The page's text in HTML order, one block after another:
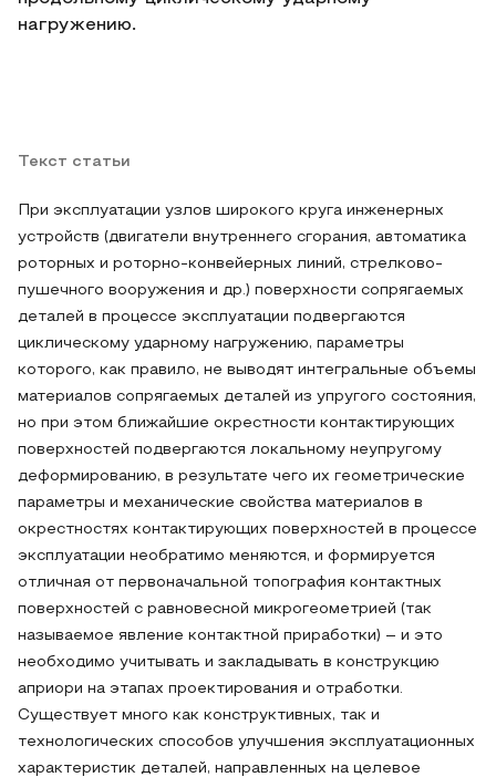
нагружению.
Текст статьи
При эксплуатации узлов широкого круга инженерных
устройств (двигатели внутреннего сгорания, автоматика
роторных и роторно-конвейерных линий, стрелково-
пушечного вооружения и др.) поверхности сопрягаемых
деталей в процессе эксплуатации подвергаются
циклическому ударному нагружению, параметры
которого, как правило, не выводят интегральные объемы
материалов сопрягаемых деталей из упругого состояния,
но при этом ближайшие окрестности контактирующих
поверхностей подвергаются локальному неупругому
деформированию, в результате чего их геометрические
параметры и механические свойства материалов в
окрестностях контактирующих поверхностей в процессе
эксплуатации необратимо меняются, и формируется
отличная от первоначальной топография контактных
поверхностей с равновесной микрогеометрией (так
называемое явление контактной приработки) – и это
необходимо учитывать и закладывать в конструкцию
априори на этапах проектирования и отработки.
Существует много как конструктивных, так и
технологических способов улучшения эксплуатационных
характеристик деталей, направленных на целевое